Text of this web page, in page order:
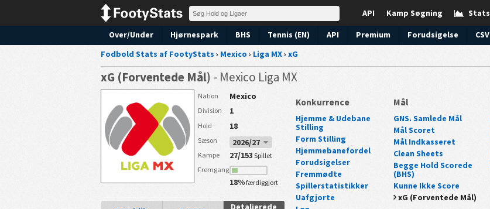
Stats
Kamp Søgning
API
Over/Under Hjørnespark BHS Tennis (EN) API Premium Forudsigelse
CSV
Fodbold Stats af FootyStats › Mexico › Liga MX› xG
xG (Forventede Mål) - Mexico Liga MX
Nation Mexico
Division 1
Hold 18
Sæson 2026/27
Kampe 27/153 Spillet
Fremgang
18%færdiggjort
Detaljerede
Konkurrence
Hjemme & Udebane
Stilling
Form Stilling
Hjemmebanefordel
Forudsigelser
Fremmødte
Spillerstatistikker
Uafgjorte
Mål
GNS. Samlede Mål
Mål Scoret
Mål Indkasseret
Clean Sheets
Begge Hold Scorede
(BHS)
Kunne Ikke Score
xG (Forventede Mål)